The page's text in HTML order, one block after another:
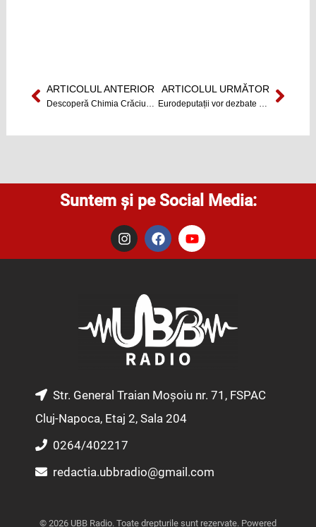
Prev
ARTICOLUL ANTERIOR ARTICOLUL URMĂTORNext
Suntem și pe Social Media:
I
n
s
m
F
a
c
o
k
Y
o
u
e
Str. General Traian Moșoiu nr. 71, FSPAC
Cluj-Napoca, Etaj 2, Sala 204
0264/402217
redactia.ubbradio@gmail.com
© 2026 UBB Radio. Toate drepturile sunt rezervate. Powered